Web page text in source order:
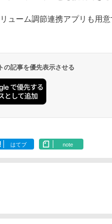
ューム調節連携アプリも用意
の記事を優先表示させる
はてブ note